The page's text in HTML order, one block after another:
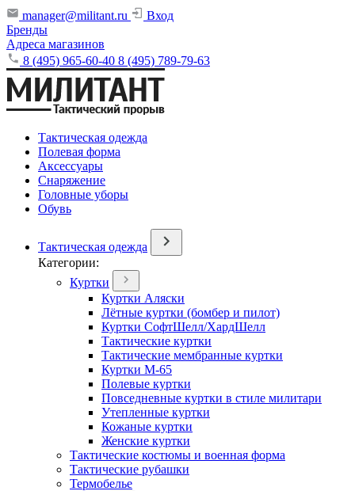
manager@militant.ru
Вход
Бренды
Адреса магазинов
8 (495) 965-60-40 8 (495) 789-79-63
Тактическая одежда
Полевая форма
Аксессуары
Снаряжение
Головные уборы
Обувь
Тактическая одежда
Категории:
Куртки
Куртки Аляски
Лётные куртки (бомбер и пилот)
Куртки СофтШелл/ХардШелл
Тактические куртки
Тактические мембранные куртки
Куртки М-65
Полевые куртки
Повседневные куртки в стиле милитари
Утепленные куртки
Кожаные куртки
Женские куртки
Тактические костюмы и военная форма
Тактические рубашки
Термобелье